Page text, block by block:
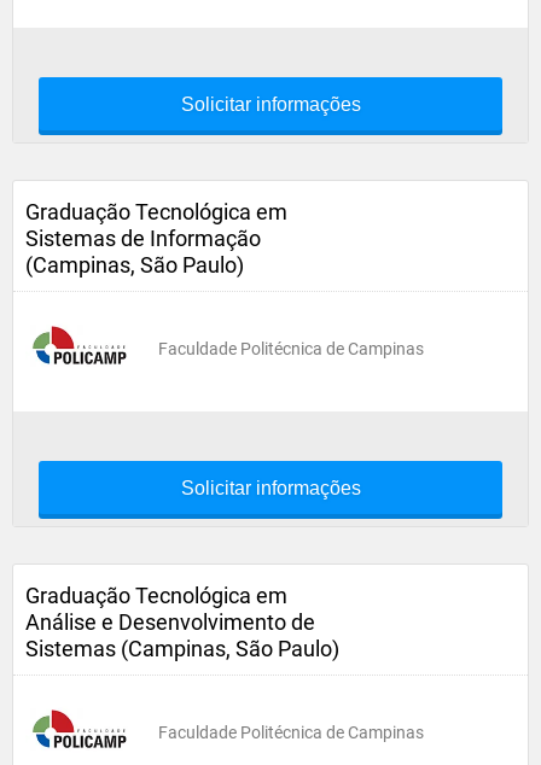
Solicitar informações
Graduação Tecnológica em
Sistemas de Informação
(Campinas, São Paulo)
Faculdade Politécnica de Campinas
Solicitar informações
Graduação Tecnológica em
Análise e Desenvolvimento de
Sistemas (Campinas, São Paulo)
Faculdade Politécnica de Campinas